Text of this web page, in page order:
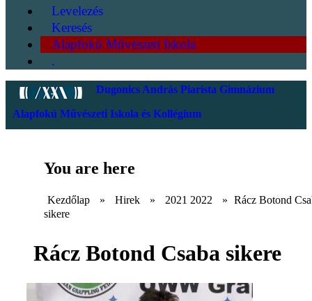
Levelezés
Keresés
Alapfokú Művészeti Iskola
.
Dugonics András Piarista Gimnázium
Alapfokú Művészeti Iskola és Kollégium
You are here
Kezdőlap » Hirek » 2021 2022 » Rácz Botond
sikere
Rácz Botond Csaba sikere